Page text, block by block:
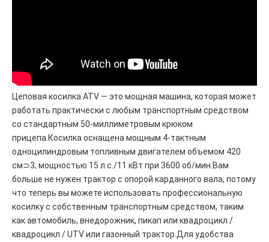
Цеповая косилка ATV — это мощная машина, которая может
работать практически с любым транспортным средством
со стандартным 50-миллиметровым крюком
прицепа.Косилка оснащена мощным 4-тактным
одноцилиндровым топливным двигателем объемом 420
см⊃3; мощностью 15 л.с./11 кВт при 3600 об/мин.Вам
больше не нужен трактор с опорой карданного вала, потому
что теперь вы можете использовать профессиональную
косилку с собственным транспортным средством, таким
как автомобиль, внедорожник, пикап или квадроцикл /
квадроцикл / UTV или газонный трактор.Для удобства